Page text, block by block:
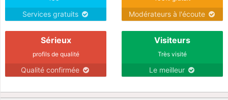
Services gratuits Modérateurs à l'écoute
Sérieux
profils de qualité
Qualité confirmée
Visiteurs
Très visité
Le meilleur